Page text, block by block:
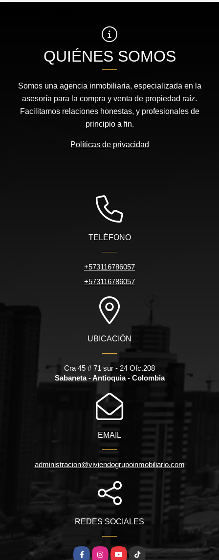
QUIÉNES SOMOS
Somos una agencia inmobiliaria, especializada en la
asesoría para la compra y venta de propiedad raíz.
Facilitamos relaciones honestas, y profesionales de
principio a fin.
Políticas de privacidad
TELÉFONO
+573116786057
+573116786057
UBICACIÓN
Cra 45 # 71 sur - 24 Ofc.208
Sabaneta - Antioquia - Colombia
EMAIL
administracion@viviendogrupoinmobiliario.com
REDES SOCIALES
FacebookInstagramYouTubeTikTok